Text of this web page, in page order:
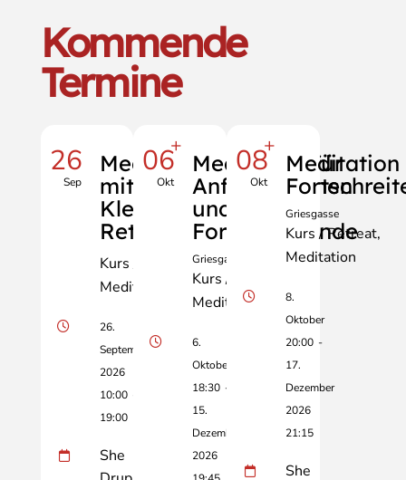
Kommende
Termine
26
Sep
Meditationstag
mit Manfred
Klell - City-
Retreat
Kurs / Retreat
Meditation
26.
September
2026
10:00
19:00
She
06+
Okt
Meditation für
Anfänger:innen
und
Fortschreitende
Griesgasse
Kurs / Retreat
Meditation
6.
Oktober
18:30 -
15.
Dezember
2026
08+
Okt
Griesgasse
Kurs / Retreat
Meditation
8.
Oktober
20:00 -
17.
Dezember
2026
21:15
She